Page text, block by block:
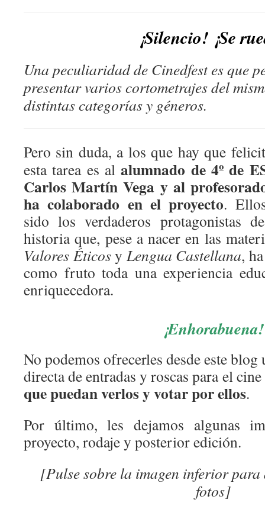
¡Silencio! ¡Se
Una peculiaridad de Cinedfest es que
presentar varios cortometrajes del
distintas categorías y géneros.
Pero sin duda, a los que hay que
esta tarea es al alumnado de 4º de
Carlos Martín Vega y al
ha colaborado en el proyecto.
sido los verdaderos protagonistas
historia que, pese a nacer en las
Valores Éticosy Lengua Castellana,
como fruto toda una experiencia
enriquecedora.
¡Enhorabuena!
No podemos ofrecerles desde este
directa de entradas y roscas para el
que puedan verlos y votar por ellos.
Por último, les dejamos algunas
proyecto, rodaje y posterior edición.
[Pulse sobre la imagen inferior para
fotos]